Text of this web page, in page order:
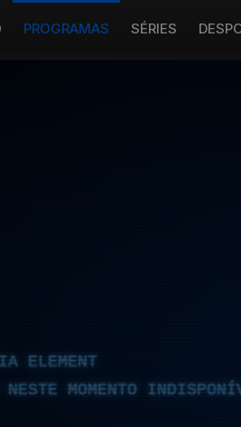
PROGRAMAS SÉRIES
ELEMENT
NESTE MOMENTO